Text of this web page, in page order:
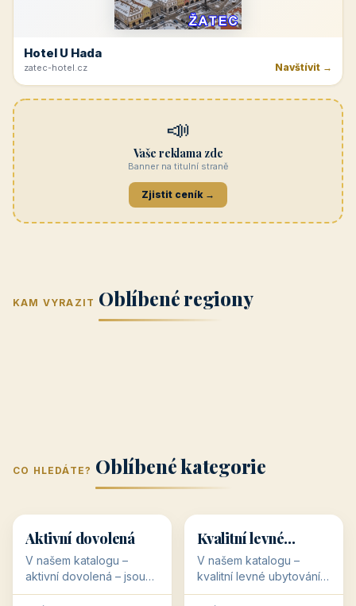
Hotel U Hada
zatec-hotel.cz Navštívit →
📣
Vaše reklama zde
Banner na titulní straně
Zjistit ceník →
KAM VYRAZIT Oblíbené regiony
(Jihomoravský
kraj)
kraj)
Zlínský kraj Žilinský
Karlovarský
Střední Čechy
(Středočeský
CO HLEDÁTE? Oblíbené kategorie
🥾 36 objektů
Aktivní dovolená
V našem katalogu –
aktivní dovolená – jsou
pro Vás připraveny
💰
💰
34 objektů
Kvalitní levné
ubytování
V našem katalogu –
kvalitní levné ubytování –
jsou pro Vás připraveny